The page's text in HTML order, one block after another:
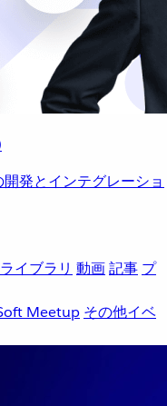
発とインテグレーショ
イブラリ 動画記事 プ
Meetup その他イベ